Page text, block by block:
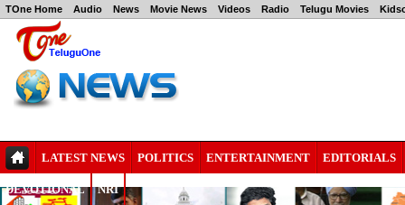
TOne Home Audio News Movie News Videos Radio Telugu Movies
LATEST NEWS POLITICS ENTERTAINMENT EDITORIALS
DEVOTIONAL NRI